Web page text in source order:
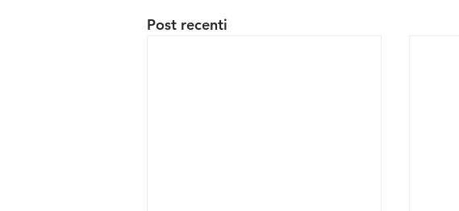
Post recenti